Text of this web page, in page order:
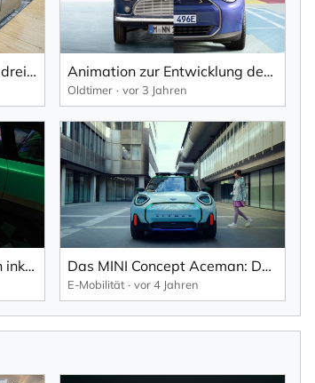
Eine Linie – zwei Marken – drei Antriebe: Produktionsstart des MINI Countryman im BMW Group Werk Leipzig. Animation zur Entwicklung des Mini: Morphing Mini Classic zu MINI Cooper (2023).
Oldtimer vor 3 Jahren
Das MINI Concept Aceman inklusive Pokémon Mode auf der gamescom 2022. Das MINI Concept Aceman: Das erste vollelektrische Crossover-Modell der neuen MINI Familie.
E-Mobilität vor 4 Jahren